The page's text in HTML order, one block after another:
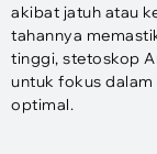
akibat jatuh atau
tahannya
tinggi, stetoskop
untuk fokus
optimal.